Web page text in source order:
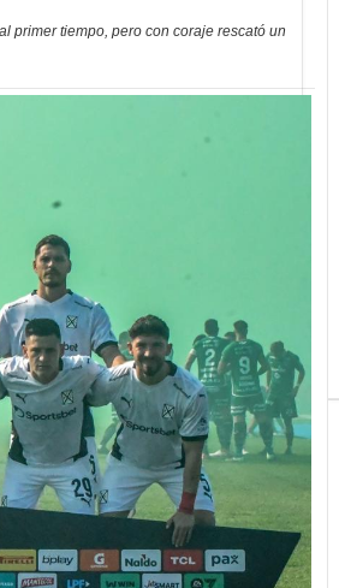
primer tiempo, pero con coraje rescató un